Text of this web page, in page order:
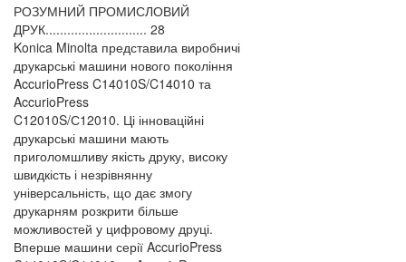
РОЗУМНИЙ ПРОМИСЛОВИЙ
ДРУК............................ 28
Konica Minolta представила виробничі
друкарські машини нового покоління
AccurioPress C14010S/C14010 та
AccurioPress
C12010S/С12010. Ці інноваційні
друкарські машини мають
приголомшливу якість друку, високу
швидкість і незрівнянну
універсальність, що дає змогу
друкарням розкрити більше
можливостей у цифровому друці.
Вперше машини серії AccurioPress